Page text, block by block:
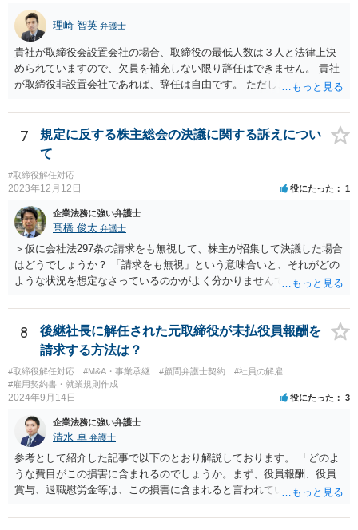
われます。
理崎 智英 弁護士
貴社が取締役会設置会社の場合、取締役の最低人数は３人と法律上決
められていますので、欠員を補充しない限り辞任はできません。 貴社
が取締役非設置会社であれば、辞任は自由です。 ただし、会社にとっ
生じた場合、会社に対して損害賠償をする必要があります。 一度、今
後の対応等について、弁護士にご相談されることをお勧めします。
7
規定に反する株主総会の決議に関する訴えについ
て
#取締役解任対応
2023年12月12日 役にたった 1
企業法務に強い弁護士
髙橋 俊太 弁護士
＞仮に会社法297条の請求をも無視して、株主が招集して決議した場合
はどうでしょうか？ 「請求をも無視」という意味合いと、それがどの
ような状況を想定なさっているのかがよく分かりませんでしたが、株
象になるのではないかと思われます。
8
後継社長に解任された元取締役が未払役員報酬を
請求する方法は？
#取締役解任対応 #M&A・事業承継 #顧問弁護士契約
#社員の解雇
#雇用契約書・就業規則作成
2024年9月14日 役にたった 3
企業法務に強い弁護士
清水 卓 弁護士
参考として紹介した記事で以下のとおり解説しております。 「どのよ
うな費目がこの損害に含まれるのでしょうか。まず、役員報酬、役員
賞与、退職慰労金等は、この損害に含まれると言われています。また
質の金員と判断されれば、損害に含まれる可能性があります。 慰謝料